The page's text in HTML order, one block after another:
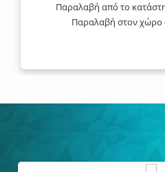
Παραλαβή από το
Παραλαβή στον χώρο